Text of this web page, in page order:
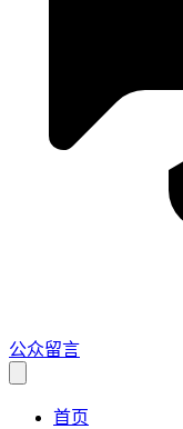
公众留言
首页